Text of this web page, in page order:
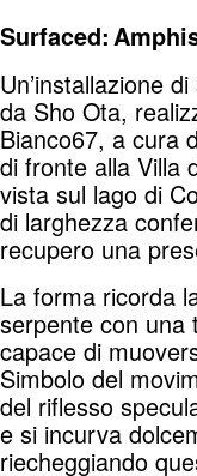
Surfaced:
Un’installazione
da Sho Ota,
Bianco67, a cura
di fronte alla Villa
vista sul lago di
di larghezza
recupero una
La forma ricorda
serpente con una
capace di
Simbolo del
del riflesso
e si incurva
riecheggiando